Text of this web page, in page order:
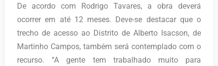
De acordo com Rodrigo Tavares, a obra deverá
ocorrer em até 12 meses. Deve-se destacar que o
trecho de acesso ao Distrito de Alberto Isacson, de
Martinho Campos, também será contemplado com o
recurso. “A gente tem trabalhado muito para